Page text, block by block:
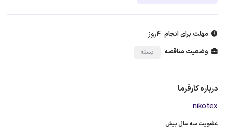
مهلت برای انجام 4روز
وضعیت مناقصه بسته
درباره کارفرما
nikotex
عضویت سه سال پیش